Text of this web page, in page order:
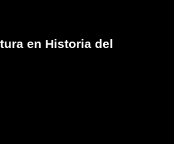
en Historia del